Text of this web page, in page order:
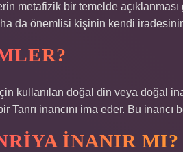
metafizik bir temelde
da önemlisi kişinin kendi
kullanılan doğal din veya doğal
Tanrı inancını ima eder. Bu
INANIR MI?